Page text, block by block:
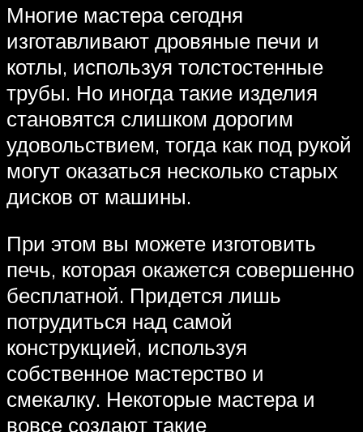
Многие мастера сегодня
изготавливают дровяные печи и
котлы, используя толстостенные
трубы. Но иногда такие изделия
становятся слишком дорогим
удовольствием, тогда как под рукой
могут оказаться несколько старых
дисков от машины.
При этом вы можете изготовить
печь, которая окажется совершенно
бесплатной. Придется лишь
потрудиться над самой
конструкцией, используя
собственное мастерство и
смекалку. Некоторые мастера и
вовсе создают такие